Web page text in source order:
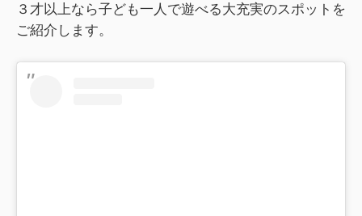
３才以上なら子ども一人で遊べる大充実のスポットを
ご紹介します。